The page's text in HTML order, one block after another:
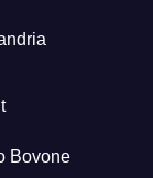
Bovone